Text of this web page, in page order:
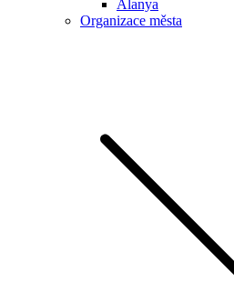
Alanya
Organizace města